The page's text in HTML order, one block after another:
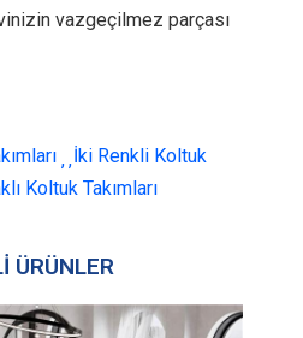
vazgeçilmez parçası
İki Renkli Koltuk
Koltuk Takımları
ÜRÜNLER